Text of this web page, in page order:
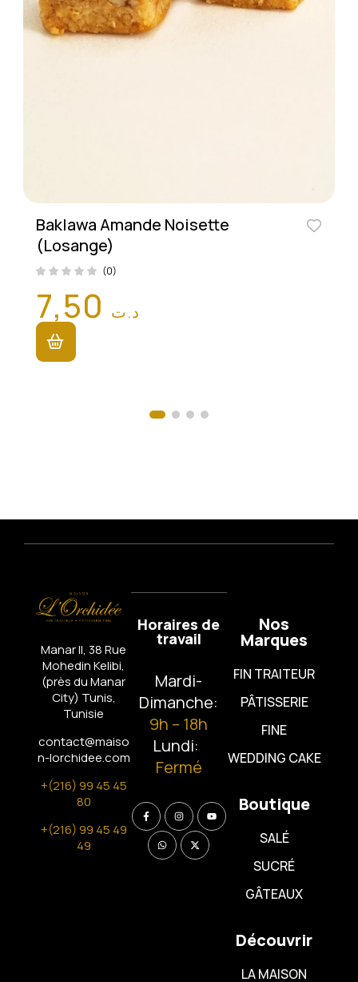
Baklawa Amande Noisette
(Losange)
(0)
د.ت
Manar II, 38 Rue
Mohedin Kelibi,
(près du Manar
City) Tunis,
Tunisie
contact@maiso
n-lorchidee.com
+(216) 99 45 45
80
+(216) 99 45 49
49
Nos
Marques
FIN TRAITEUR
PÂTISSERIE
FINE
WEDDING CAKE
Boutique
SALÉ
SUCRÉ
GÂTEAUX
Découvrir
LA MAISON
Horaires de
travail
Mardi-
Dimanche:
9h – 18h
Lundi:
Fermé